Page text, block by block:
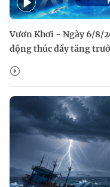
Vươn Khơi - Ngày 6/8/
động thúc đẩy tăng